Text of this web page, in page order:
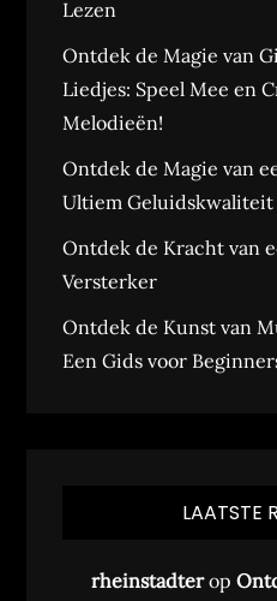
Lezen
Ontdek de Magie van
Liedjes: Speel Mee en
Melodieën!
Ontdek de Magie van
Ultiem
Ontdek de Kracht van
Versterker
Ontdek de Kunst van
Een Gids voor
LAATSTE
rheinstadterop